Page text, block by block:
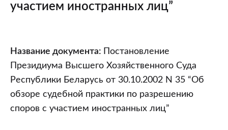
участием иностранных лиц”
Постановление
Президиума
Высшего
Хозяйственного
Суда
Название документа: Постановление
Президиума Высшего Хозяйственного Суда
Республики Беларусь от 30.10.2002 N 35 “Об
обзоре судебной практики по разрешению
споров с участием иностранных лиц”